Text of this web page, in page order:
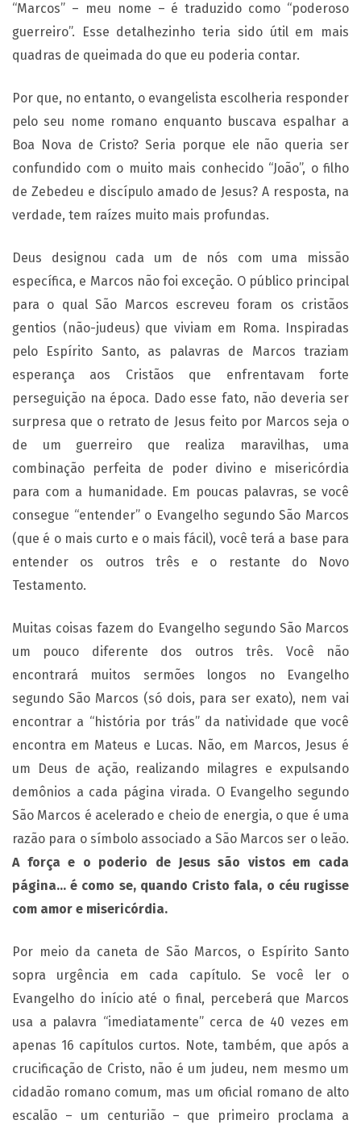
“Marcos” – meu nome – é traduzido como “poderoso
guerreiro”. Esse detalhezinho teria sido útil em mais
quadras de queimada do que eu poderia contar.
Por que, no entanto, o evangelista escolheria responder
pelo seu nome romano enquanto buscava espalhar a
Boa Nova de Cristo? Seria porque ele não queria ser
confundido com o muito mais conhecido “João”, o filho
de Zebedeu e discípulo amado de Jesus? A resposta, na
verdade, tem raízes muito mais profundas.
Deus designou cada um de nós com uma missão
específica, e Marcos não foi exceção. O público principal
para o qual São Marcos escreveu foram os cristãos
gentios (não-judeus) que viviam em Roma. Inspiradas
pelo Espírito Santo, as palavras de Marcos traziam
esperança aos Cristãos que enfrentavam forte
perseguição na época. Dado esse fato, não deveria ser
surpresa que o retrato de Jesus feito por Marcos seja o
de um guerreiro que realiza maravilhas, uma
combinação perfeita de poder divino e misericórdia
para com a humanidade. Em poucas palavras, se você
consegue “entender” o Evangelho segundo São Marcos
(que é o mais curto e o mais fácil), você terá a base para
entender os outros três e o restante do Novo
Testamento.
Muitas coisas fazem do Evangelho segundo São Marcos
um pouco diferente dos outros três. Você não
encontrará muitos sermões longos no Evangelho
segundo São Marcos (só dois, para ser exato), nem vai
encontrar a “história por trás” da natividade que você
encontra em Mateus e Lucas. Não, em Marcos, Jesus é
um Deus de ação, realizando milagres e expulsando
demônios a cada página virada. O Evangelho segundo
São Marcos é acelerado e cheio de energia, o que é uma
razão para o símbolo associado a São Marcos ser o leão.
A força e o poderio de Jesus são vistos em cada
página… é como se, quando Cristo fala, o céu rugisse
com amor e misericórdia.
Por meio da caneta de São Marcos, o Espírito Santo
sopra urgência em cada capítulo. Se você ler o
Evangelho do início até o final, perceberá que Marcos
usa a palavra “imediatamente” cerca de 40 vezes em
apenas 16 capítulos curtos. Note, também, que após a
crucificação de Cristo, não é um judeu, nem mesmo um
cidadão romano comum, mas um oficial romano de alto
escalão – um centurião – que primeiro proclama a